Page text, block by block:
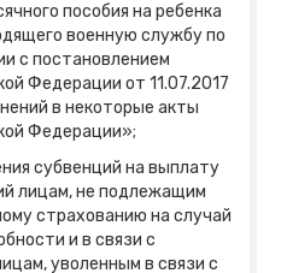
пособия на ребенка
военную службу по
с постановлением
Федерации от 11.07.2017
в некоторые акты
Федерации»;
субвенций на выплату
лицам, не подлежащим
страхованию на случай
и в связи с
уволенным в связи с